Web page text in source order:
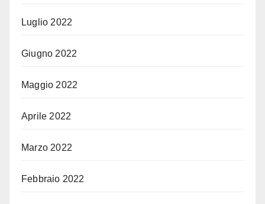
Luglio 2022
Giugno 2022
Maggio 2022
Aprile 2022
Marzo 2022
Febbraio 2022